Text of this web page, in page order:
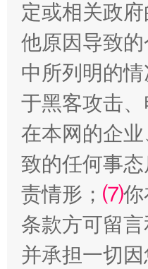
定或相关政
他原因导致的
中所列明的
于黑客攻击
在本网的企
致的任何事态
责情形； ⑺
条款方可留
并承担一切